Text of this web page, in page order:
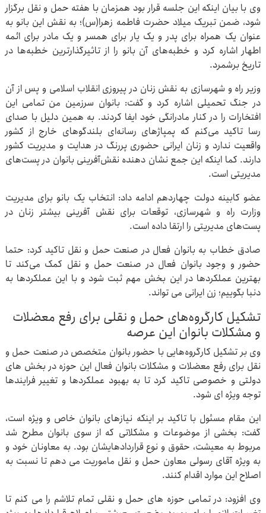
وی با بیان اینکه این جلسه قرار بود همزمان با هفته حمل و نقل برگزار
شود، ضمن تبریک میلاد حضرت فاطمه زهرا(س)؛ به نقش این بانو به
عنوان یک همراه برای پدر و یک یار برای همسر و یک مادر برای ائمه
اطهار اشاره کرد و خطبه‌های آن بانو را از تاثیرگذارترین خطبه‌ها در
تاریخ برشمرد.
وزیر راه و شهرسازی به نقش زنان در پیروزی انقلاب اسلامی و پس از آن
در جنگ تحمیلی اشاره کرد و گفت: بانوان سرزمین من تمامی این
افتخارات را در کنار مادرانگی خود ایفا کردند. به همین دلیل با صدای
رسا تاکید می‌کنم که پمپاژهای رسانه‌ای بلندگوهای خارج از کشور
واقعیت ندارد و زنان ایرانی حضوری پررنگ در هدایت و مدیریت کشور
دارند. کما اینکه این جمع نشان دهنده نقش‌آفرینی بانوان در پست‌های
مدیریتی است.
عضو کابینه دولت چهاردهم ادامه داد: انتخاب یک بانو برای مدیریت
وزارت راه و شهرسازی، توقعات برای نقش آفرینی بیشتر زنان در
پست‌های مدیریتی را ارتقا داده است.
صادق خطاب به بانوان فعال در صنعت حمل و نقل تاکید کرد: حتما
حضور و وجود بانوان فعال در صنعت حمل و نقل کمک می‌کند تا
بهترین عملکردها در این بخش مهم ثبت شود و با این عملکردها به
دنبا بگوییم؛ زن ایرانی می تواند.
تشکیل کارگروه‌های حمل و نقلی برای رفع معضلات
و مشکلات بانوان این عرصه
وی بر تشکیل کارگروه‌هایی با حضور بانوان متخصص در صنعت حمل و
نقل برای رفع معضلات و مشکلات بانوان فعال این حوزه در بخش های
دولتی و خصوصی تاکید کرد تا به بهبود عملکردها و تغییر فرایندها
توجه ویژه ای شود.
این مقام مسئول با تاکید بر اینکه نیازهای بانوان خاص و ویژه است،
گفت: بخشی از موضوعات و مشکلاتی که از سوی بانوان مطرح شد
مربوط به معیشت، حقوق و نوع قراردادهایشان بود. به معاونان خود و
به ویژه آقای رسولی معاون حمل و نقل ماموریت می دهم تا نسبت به
اصلاح این موارد اقدام کنند.
وی افزود: در تمامی حوزه های حمل و نقلی تمام تلاشم را می کنم تا